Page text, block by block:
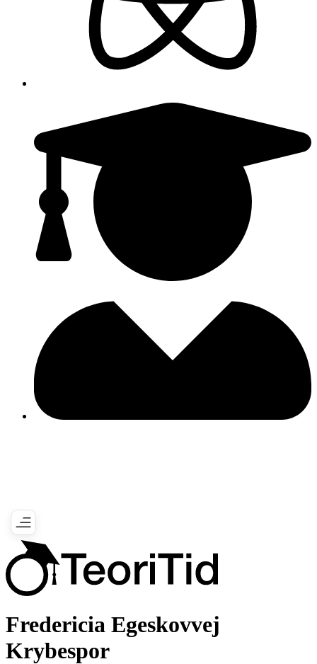
Fredericia Egeskovvej
Krybespor